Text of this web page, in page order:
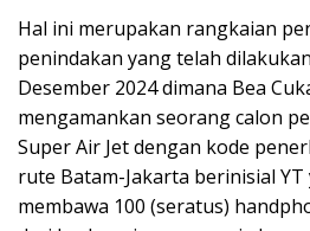
Hal ini merupakan rangkaian
penindakan yang telah
Desember 2024 dimana Bea
mengamankan seorang calon
Super Air Jet dengan kode
rute Batam-Jakarta berinisial
membawa 100 (seratus)